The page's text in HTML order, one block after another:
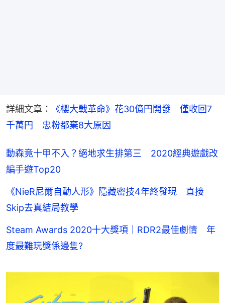
詳細文章：
《櫻大戰革命》花30億円開發　僅收回7
千萬円　忠粉都棄8大原因
動森竟十甲不入？絕地求生排第三 2020經典遊戲改
編手遊Top20
《NieR尼爾自動人形》隱藏密技4年終發現 直接
Skip去真結局教學
Steam Awards 2020十大獎項｜RDR2最佳劇情 年
度最難玩獎係邊隻?